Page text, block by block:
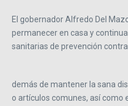
El gobernador Alfredo Del
permanecer en casa y
sanitarias de prevención
demás de mantener la sana
o artículos comunes, así como